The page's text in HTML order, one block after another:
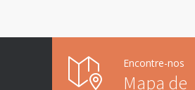
Encontre-nos
Mapa de